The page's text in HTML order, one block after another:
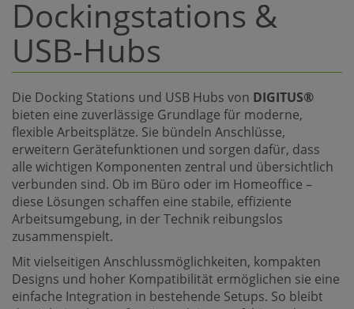
Dockingstations &
USB-Hubs
Die Docking Stations und USB Hubs von DIGITUS®
bieten eine zuverlässige Grundlage für moderne,
flexible Arbeitsplätze. Sie bündeln Anschlüsse,
erweitern Gerätefunktionen und sorgen dafür, dass
alle wichtigen Komponenten zentral und übersichtlich
verbunden sind. Ob im Büro oder im Homeoffice –
diese Lösungen schaffen eine stabile, effiziente
Arbeitsumgebung, in der Technik reibungslos
zusammenspielt.
Mit vielseitigen Anschlussmöglichkeiten, kompakten
Designs und hoher Kompatibilität ermöglichen sie eine
einfache Integration in bestehende Setups. So bleibt